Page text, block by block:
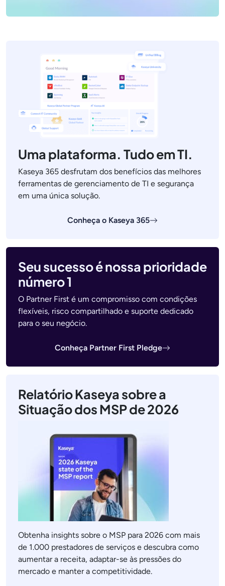
Uma plataforma. Tudo em TI.
Kaseya 365 desfrutam dos benefícios das melhores
ferramentas de gerenciamento de TI e segurança
em uma única solução.
Conheça o Kaseya 365
Seu sucesso é nossa prioridade
número 1
O Partner First é um compromisso com condições
flexíveis, risco compartilhado e suporte dedicado
para o seu negócio.
Conheça Partner First Pledge
Relatório Kaseya sobre a
Situação dos MSP de 2026
Obtenha insights sobre o MSP para 2026 com mais
de 1.000 prestadores de serviços e descubra como
aumentar a receita, adaptar-se às pressões do
mercado e manter a competitividade.